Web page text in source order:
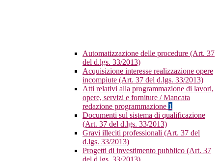
Automatizzazione delle procedure (Art. 37
del d.lgs. 33/2013)
Acquisizione interesse realizzazione opere
incompiute (Art. 37 del d.lgs. 33/2013)
Atti relativi alla programmazione di lavori,
opere, servizi e forniture / Mancata
redazione programmazione 1
Documenti sul sistema di qualificazione
(Art. 37 del d.lgs. 33/2013)
Gravi illeciti professionali (Art. 37 del
d.lgs. 33/2013)
Progetti di investimento pubblico (Art. 37